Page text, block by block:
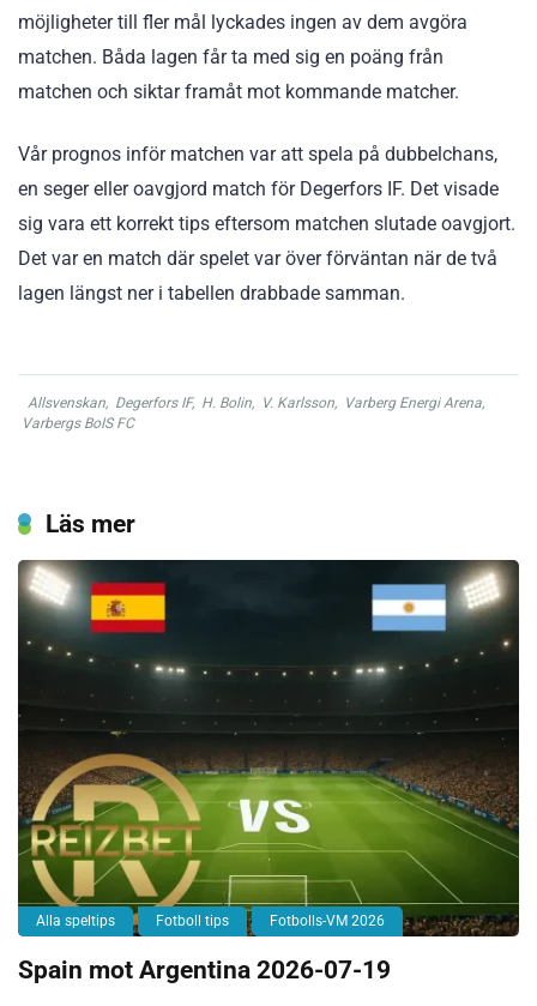
möjligheter till fler mål lyckades ingen av dem avgöra
matchen. Båda lagen får ta med sig en poäng från
matchen och siktar framåt mot kommande matcher.
Vår prognos inför matchen var att spela på dubbelchans,
en seger eller oavgjord match för Degerfors IF. Det visade
sig vara ett korrekt tips eftersom matchen slutade oavgjort.
Det var en match där spelet var över förväntan när de två
lagen längst ner i tabellen drabbade samman.
Allsvenskan, Degerfors IF, H. Bolin, V. Karlsson, Varberg Energi Arena,
Varbergs BoIS FC
Läs mer
Alla speltips Fotboll tips Fotbolls-VM 2026
Spain mot Argentina 2026-07-19